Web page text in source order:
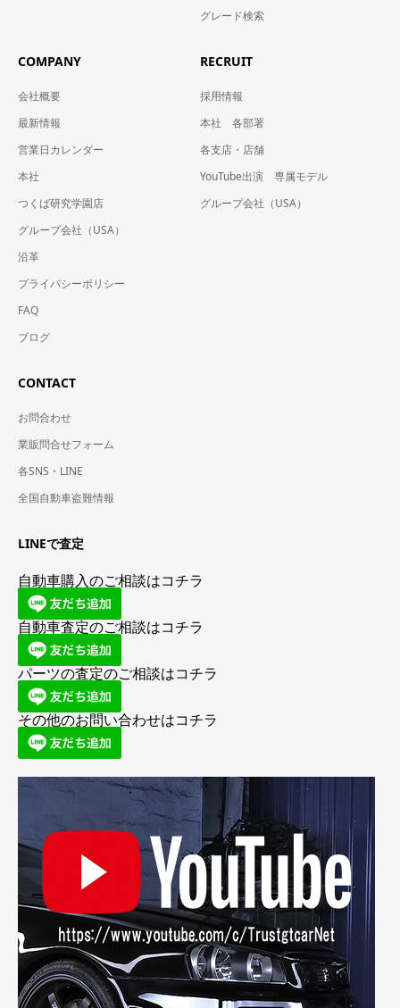
グレード検索
COMPANY
会社概要
最新情報
営業日カレンダー
本社
つくば研究学園店
グループ会社（USA）
沿革
プライバシーポリシー
FAQ
ブログ
RECRUIT
採用情報
本社 各部署
各支店・店舗
YouTube出演 専属モデル
グループ会社（USA）
CONTACT
お問合わせ
業販問合せフォーム
各SNS・LINE
全国自動車盗難情報
LINEで査定
自動車購入のご相談はコチラ
自動車査定のご相談はコチラ
パーツの査定のご相談はコチラ
その他のお問い合わせはコチラ